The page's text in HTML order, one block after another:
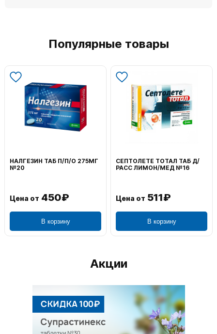
Популярные товары
ВОЛЬТАРЕН ЭМУЛЬГЕЛЬ
НАРУЖ 2% 100Г
Цена от 1 195₽
В корзину
ФЕНИСТИЛ ГЕЛЬ НАРУЖ
0,1% 50Г
Цена от 804₽
В корзину
Акции